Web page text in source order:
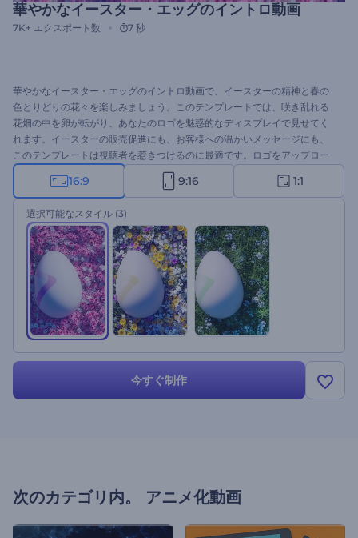
華やかなイースター・エッグのイントロ動画
7K+ エクスポート数 7 秒
華やかなイースター・エッグのイントロ動画で、イースターの精神と春の
色とりどりの花々を楽しみましょう。このテンプレートでは、咲き乱れる
花畑の中を卵が転がり、あなたのロゴを魅惑的なディスプレイで見せてく
れます。イースターの販売促進にも、お客様への温かいメッセージにも、
このテンプレートは視聴者を惹きつけるのに最適です。ロゴをアップロー
ドし、ホリデーメッセージを書き、3つのスタイルから選択し、最後の仕上
げとしてBGMを追加します。今すぐ作成して、美しい自然の中であなたの
ロゴを開花させましょう！
16:9 9:16 1:1
選択可能なスタイル (3)
今すぐ制作
次のカテゴリ内。 アニメ化動画